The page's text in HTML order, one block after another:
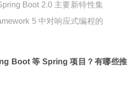
Boot 2.0 主要新特性集
5 中对响应式编程的
Boot 等 Spring 项目？有哪些推